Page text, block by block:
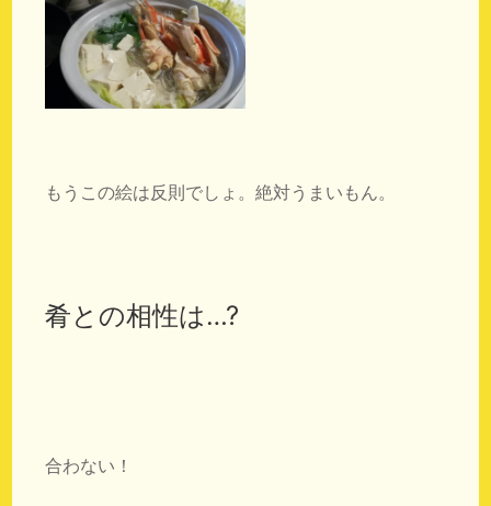
もうこの絵は反則でしょ。絶対うまいもん。
肴との相性は…?
合わない！